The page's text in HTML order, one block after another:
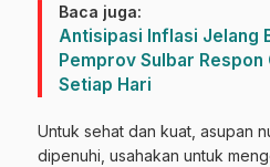
Baca juga:
Antisipasi Inflasi Jelang
Pemprov Sulbar
Setiap Hari
Untuk sehat dan kuat, asupan
dipenuhi, usahakan untuk